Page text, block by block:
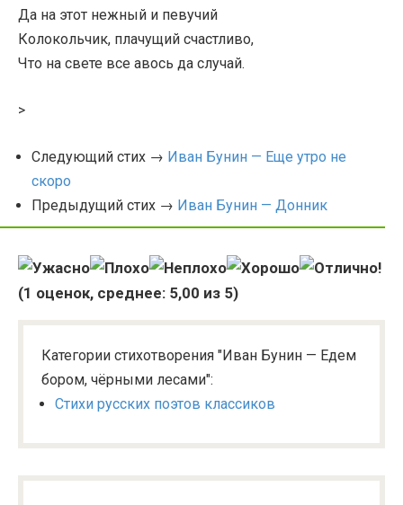
Да на этот нежный и певучий
Колокольчик, плачущий счастливо,
Что на свете все авось да случай.
>
Следующий стих → Иван Бунин — Еще утро не
скоро
Предыдущий стих → Иван Бунин — Донник
(1 оценок, среднее: 5,00 из 5)
Категории стихотворения "Иван Бунин — Едем
бором, чёрными лесами":
Стихи русских поэтов классиков